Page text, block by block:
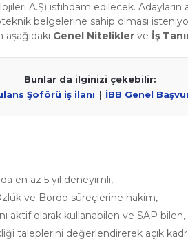
A.Ş) istihdam edilecek. Adayların
belgelerine sahip olması
aşağıdaki Genel Nitelikler ve İş
Bunlar da ilginizi çekebilir:
Şoförü iş ilanı | İBB Genel
en az 5 yıl deneyimli,
ve Bordo süreçlerine hakim,
aktif olarak kullanabilen ve SAP bilen,
taleplerini değerlendirerek açık